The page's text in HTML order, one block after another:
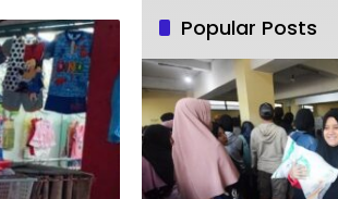
Popular Posts